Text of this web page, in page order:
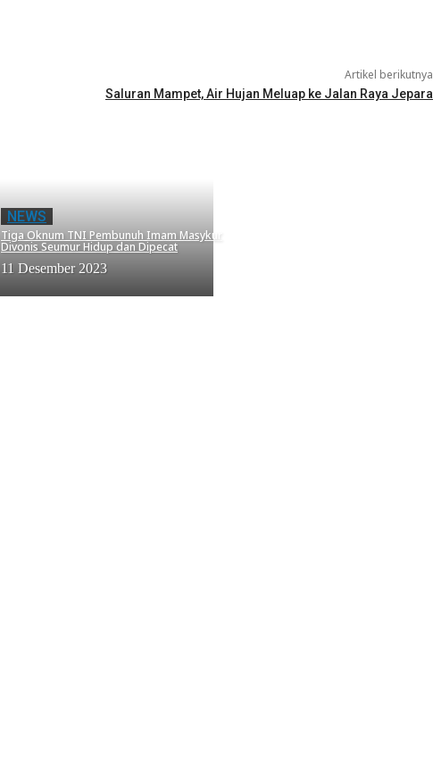
Artikel berikutnya
Saluran Mampet, Air Hujan Meluap ke Jalan Raya Jepara
NEWS
Tiga Oknum TNI Pembunuh Imam Masykur
Divonis Seumur Hidup dan Dipecat
11 Desember 2023